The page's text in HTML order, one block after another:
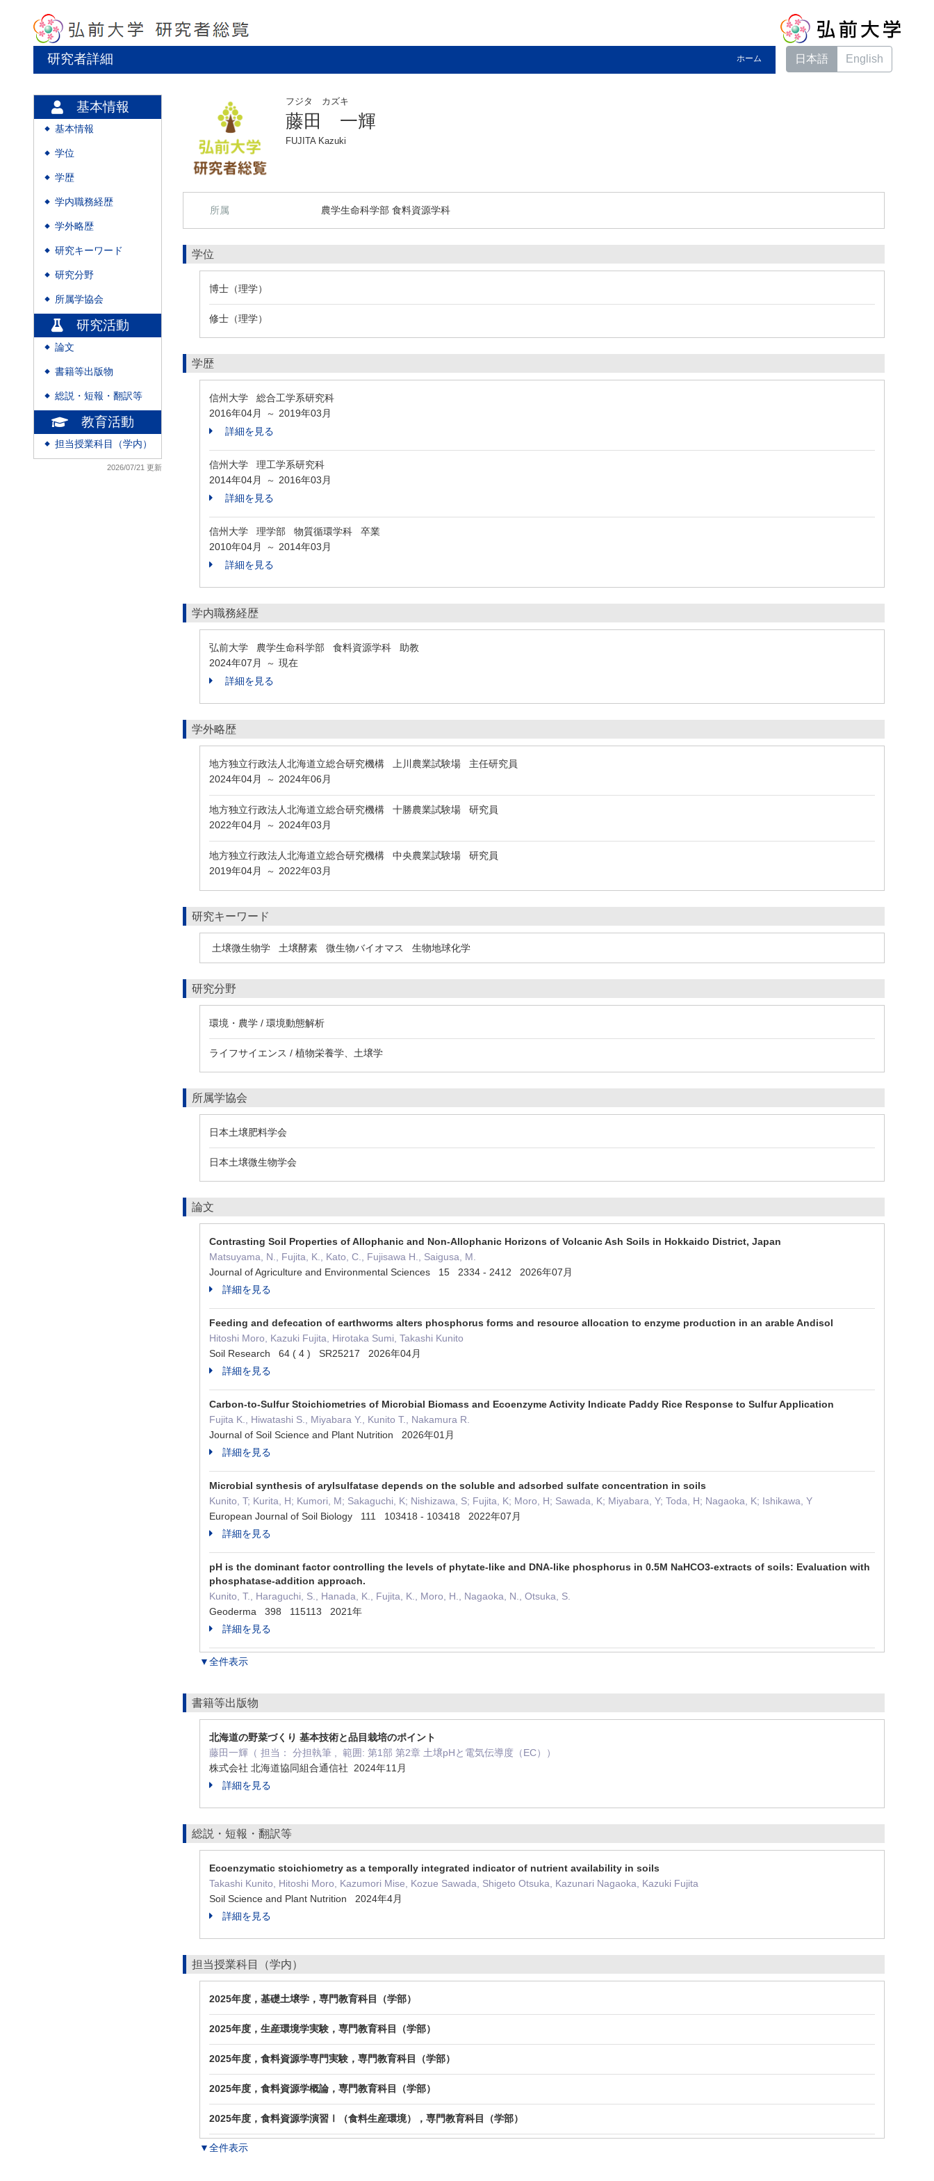
研究者詳細 ホーム 日本語 English
基本情報
◆ 基本情報
◆ 学位
◆ 学歴
◆ 学内職務経歴
◆ 学外略歴
◆ 研究キーワード
◆ 研究分野
◆ 所属学協会
研究活動
◆ 論文
◆ 書籍等出版物
◆ 総説・短報・翻訳等
教育活動
◆ 担当授業科目（学内）
2026/07/21 更新
フジタ カズキ
藤田 一輝
FUJITA Kazuki
所属 農学生命科学部 食料資源学科
学位
博士（理学）
修士（理学）
学歴
信州大学 総合工学系研究科
2016年04月
～ 2019年03月
詳細を見る
信州大学 理工学系研究科
2014年04月
～ 2016年03月
詳細を見る
信州大学 理学部 物質循環学科 卒業
2010年04月
～ 2014年03月
詳細を見る
学内職務経歴
弘前大学 農学生命科学部 食料資源学科 助教
2024年07月
～ 現在
詳細を見る
学外略歴
地方独立行政法人北海道立総合研究機構 上川農業試験場 主任研究員
2024年04月
～ 2024年06月
地方独立行政法人北海道立総合研究機構 十勝農業試験場 研究員
2022年04月
～ 2024年03月
地方独立行政法人北海道立総合研究機構 中央農業試験場 研究員
2019年04月
～ 2022年03月
研究キーワード
土壌微生物学 土壌酵素 微生物バイオマス 生物地球化学
研究分野
環境・農学 / 環境動態解析
ライフサイエンス / 植物栄養学、土壌学
所属学協会
日本土壌肥料学会
日本土壌微生物学会
論文
Contrasting Soil Properties of Allophanic and Non-Allophanic Horizons of Volcanic Ash Soils in Hokkaido District, Japan
Matsuyama, N., Fujita, K., Kato, C., Fujisawa H., Saigusa, M.
Journal of Agriculture and Environmental Sciences 15 2334 - 2412 2026年07月
詳細を見る
Feeding and defecation of earthworms alters phosphorus forms and resource allocation to enzyme production in an arable Andisol
Hitoshi Moro, Kazuki Fujita, Hirotaka Sumi, Takashi Kunito
Soil Research 64 ( 4 ) SR25217 2026年04月
詳細を見る
Carbon-to-Sulfur Stoichiometries of Microbial Biomass and Ecoenzyme Activity Indicate Paddy Rice Response to Sulfur Application
Fujita K., Hiwatashi S., Miyabara Y., Kunito T., Nakamura R.
Journal of Soil Science and Plant Nutrition 2026年01月
詳細を見る
Microbial synthesis of arylsulfatase depends on the soluble and adsorbed sulfate concentration in soils
Kunito, T; Kurita, H; Kumori, M; Sakaguchi, K; Nishizawa, S; Fujita, K; Moro, H; Sawada, K; Miyabara, Y; Toda, H; Nagaoka, K; Ishikawa, Y
European Journal of Soil Biology 111 103418 - 103418 2022年07月
詳細を見る
pH is the dominant factor controlling the levels of phytate-like and DNA-like phosphorus in 0.5M NaHCO3-extracts of soils: Evaluation with
phosphatase-addition approach.
Kunito, T., Haraguchi, S., Hanada, K., Fujita, K., Moro, H., Nagaoka, N., Otsuka, S.
Geoderma 398 115113 2021年
詳細を見る
▼全件表示
書籍等出版物
北海道の野菜づくり 基本技術と品目栽培のポイント
藤田一輝（ 担当： 分担執筆 , 範囲: 第1部 第2章 土壌pHと電気伝導度（EC））
株式会社 北海道協同組合通信社 2024年11月
詳細を見る
総説・短報・翻訳等
Ecoenzymatic stoichiometry as a temporally integrated indicator of nutrient availability in soils
Takashi Kunito, Hitoshi Moro, Kazumori Mise, Kozue Sawada, Shigeto Otsuka, Kazunari Nagaoka, Kazuki Fujita
Soil Science and Plant Nutrition 2024年4月
詳細を見る
担当授業科目（学内）
2025年度，基礎土壌学，専門教育科目（学部）
2025年度，生産環境学実験，専門教育科目（学部）
2025年度，食料資源学専門実験，専門教育科目（学部）
2025年度，食料資源学概論，専門教育科目（学部）
2025年度，食料資源学演習Ⅰ（食料生産環境），専門教育科目（学部）
▼全件表示